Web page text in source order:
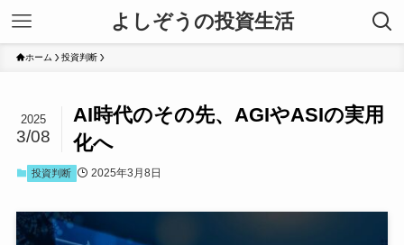
よしぞうの投資生活
ホーム 投資判断
AI時代のその先、AGIやASIの実用
化へ
2025
3/08
投資判断 2025年3月8日